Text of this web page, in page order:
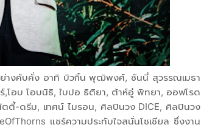
ย่างคับคั่ง อาทิ บิวกิ้น พุฒิพงศ์, ซันนี่ สุวรรณเมธา
โอบ โอบนิธิ, ใบปอ ธิติยา, ต้าห์อู๋ พิทยา, ออฟโรด
-ดรีม, เทศน์ ไมรอน, ศิลปินวง DICE, ศิลปินวง
แชร์ความประทับใจสนั่นโซเชียล ซึ่งงาน